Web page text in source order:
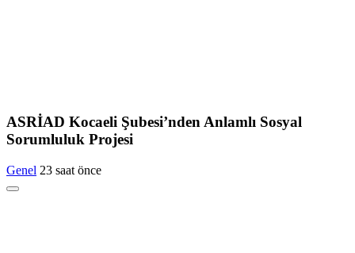
ASRİAD Kocaeli Şubesi’nden Anlamlı Sosyal
Sorumluluk Projesi
Genel 23 saat önce